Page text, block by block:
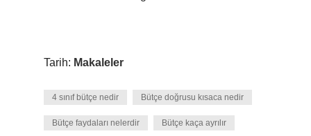
Tarih: Makaleler
4 sınıf bütçe nedir Bütçe doğrusu kısaca nedir
Bütçe faydaları nelerdir Bütçe kaça ayrılır